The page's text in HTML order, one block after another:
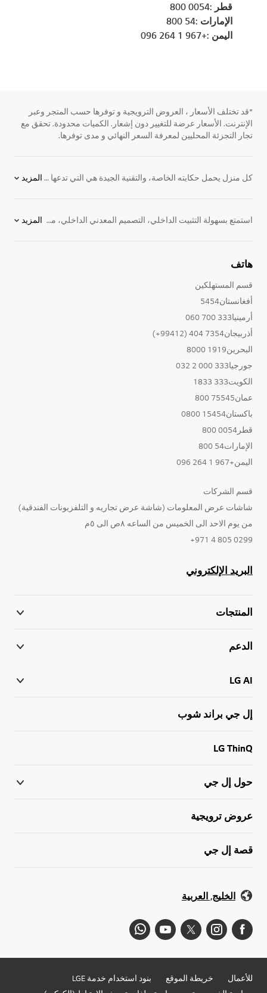
قطر :0054 800
الإمارات :54 800
اليمن :+967 1 264 096
*قد تختلف الأسعار ، العروض الترويجية و توفرها حسب المتجر وعبر
الإنترنت. الأسعار عرضة للتغيير دون إشعار. الكميات محدودة. تحقق مع
تجار التجزئة المحليين لمعرفة السعر النهائي و مدى توفرها.
كل منزل يحمل حكايته الخاصة، والتقنية الجيدة هي التي تدعها تتشكل بشكل طبيعي دون أن تفرض نفسها. تُحيي المزيد
استمتع بسهولة التثبيت الداخلي، التصميم المعدني الداخلي، مكبر صوت بيضاوي مكاافئ، كاريوكي، مدخل متنقل، تشغيل وتسجيل مباشر للـ USB، تشغيل وتسجيل مزدوج للـUSB، تشغيل أفلام بواسطة USB، إدارة الملفات بسهولة وتشغيل موسيقى USB. المزيد
هاتف
قسم المستهلكين
أفغانستان5454
أرمينيا333 700 060
أذربيجان7354 404 (99412+)
البحرين1919 8000
جورجيا333 000 2 032
الكويت333 1833
عمان75545 800
باكستان15454 0800
قطر0054 800
الإمارات54 800
اليمن+967 1 264 096
قسم الشركات
شاشات عرض المعلومات (شاشة عرض تجاريه و التلفزيونات الفندقية)
من يوم الاحد الى الخميس من الساعه ٨ص الى ٥م
0299 805 4 971+
البريد الإلكتروني
المنتجات
الدعم
LG AI
إل جي براند شوب
LG ThinQ
حول إل جي
عروض ترويجية
قصة إل جي
الخليج, العربية
للأعمال خريطة الموقع
بنود استخدام خدمة LGE